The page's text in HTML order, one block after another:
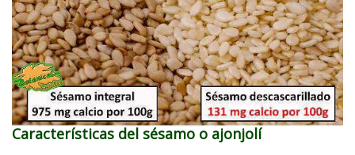
Características del sésamo o ajonjolí